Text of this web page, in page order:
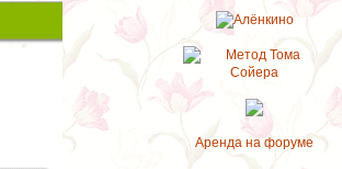
Аренда на форуме